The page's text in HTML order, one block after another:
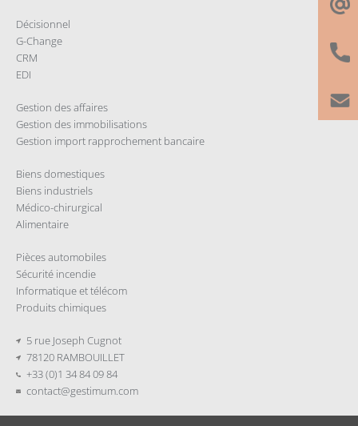
Décisionnel
G-Change
CRM
EDI
Gestion des affaires
Gestion des immobilisations
Gestion import rapprochement bancaire
Biens domestiques
Biens industriels
Médico-chirurgical
Alimentaire
Pièces automobiles
Sécurité incendie
Informatique et télécom
Produits chimiques
5 rue Joseph Cugnot
78120 RAMBOUILLET
+33 (0)1 34 84 09 84
contact@gestimum.com